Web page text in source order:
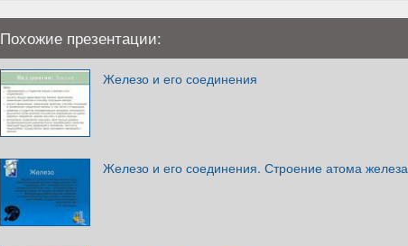
Похожие презентации:
Железо и его соединения
Железо и его соединения. Строение атома железа